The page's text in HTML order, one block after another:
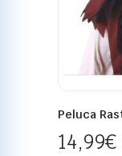
Peluca
14,99€